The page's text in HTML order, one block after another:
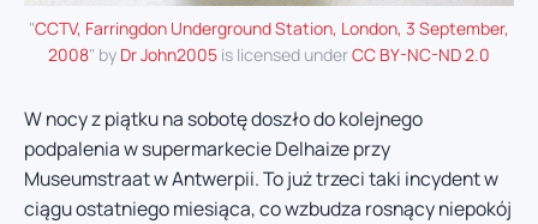
"CCTV, Farringdon Underground Station, London, 3 September,
2008" by Dr John2005 is licensed underCC BY-NC-ND 2.0
W nocy z piątku na sobotę doszło do kolejnego
podpalenia w supermarkecie Delhaize przy
Museumstraat w Antwerpii. To już trzeci taki incydent w
ciągu ostatniego miesiąca, co wzbudza rosnący niepokój